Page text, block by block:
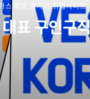
스 최초 일자리 취업사이트
표 구인구직